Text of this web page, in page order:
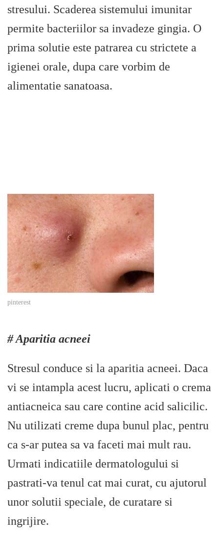
stresului. Scaderea sistemului imunitar
permite bacteriilor sa invadeze gingia. O
prima solutie este patrarea cu strictete a
igienei orale, dupa care vorbim de
alimentatie sanatoasa.
pinterest
# Aparitia acneei
Stresul conduce si la aparitia acneei. Daca
vi se intampla acest lucru, aplicati o crema
antiacneica sau care contine acid salicilic.
Nu utilizati creme dupa bunul plac, pentru
ca s-ar putea sa va faceti mai mult rau.
Urmati indicatiile dermatologului si
pastrati-va tenul cat mai curat, cu ajutorul
unor solutii speciale, de curatare si
ingrijire.